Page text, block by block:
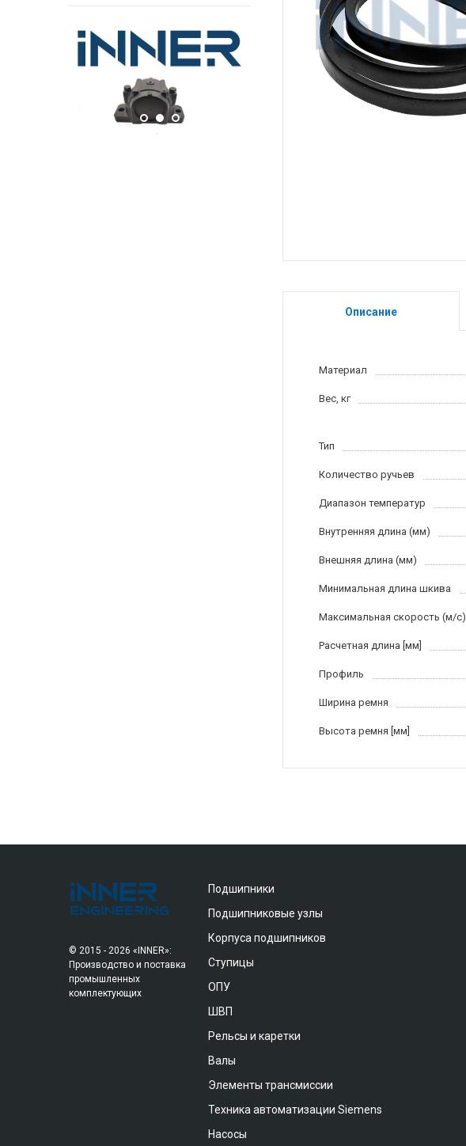
Описание
Материал
Вес, кг
Тип
Количество ручьев
Диапазон температур
Внутренняя длина (мм)
Внешняя длина (мм)
Минимальная длина шкива
Максимальная скорость (м/c)
Расчетная длина [мм]
Профиль
Ширина ремня
Высота ремня [мм]
© 2015 - 2026 «INNER»:
Производство и поставка
промышленных
комплектующих
Подшипники
Подшипниковые узлы
Корпуса подшипников
Ступицы
ОПУ
ШВП
Рельсы и каретки
Валы
Элементы трансмиссии
Техника автоматизации Siemens
Насосы